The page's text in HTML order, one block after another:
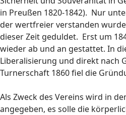
in Preußen 1820-1842). Nur
der wertfreier verstanden
dieser Zeit geduldet. Erst um
wieder ab und an gestattet. In
Liberalisierung und direkt nach
Turnerschaft 1860 fiel die
Als Zweck des Vereins wird in
angegeben, es solle die